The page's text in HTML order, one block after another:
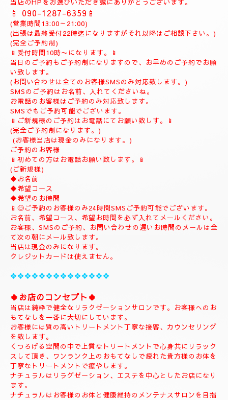
💎ご予約制💎
お電話 ( 090-1287-6359
(事前の完全ご予約制)
当日でもご予約可能でございます。
10時よりお電話でご予約の受付致します。
(土曜日は9時よりお電話受付致します)
お時間の完全ご予約制になります。
(ご予約は完全ご予約制です。)
❖❖❖❖❖❖❖❖❖❖❖❖❖❖❖❖
💎ナチュラルのホームページにようこそ
当店のHPをお選びいただき誠にありがとうございます。
📱090-1287-6359
(営業時間13:00～21:00)
(出張は最終受付22時迄になりますがそれ以降はご相談下さい。)
(完全ご予約制)
📱受付時間10時〜になります。📱
当日のご予約もご予約制になりますので、お早めのご予約でお願
い致します。
(お問い合わせは全てのお客様SMSのみ対応致します。)
SMSのご予約はお名前、入れてくださいね。
お電話のお客様はご予約のみ対応致します。
SMSでもご予約可能でございます。
📱ご新規様のご予約はお電話にてお願い致しす。📱
(お客様当店は現金のみになります。)
📱初めての方はお電話お願い致します。📱
(ご新規様)
◆お名前
◆希望コース
◆希望のお時間
📱😊ご予約のお客様のみ24時間SMSご予約可能でございます。
お名前、希望コース、希望お時間を必ず入れてメールください。
お客様、SMSのご予約、お問い合わせの遅いお時間のメールは全
て次の朝にメール致します。
当店は現金のみになります。
クレジットカードは使えません。